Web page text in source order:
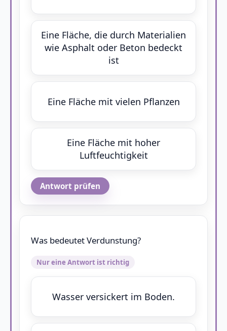
Eine Fläche, die durch Materialien
wie Asphalt oder Beton bedeckt
ist
Eine Fläche mit vielen Pflanzen
Eine Fläche mit hoher
Luftfeuchtigkeit
Antwort prüfen
Was bedeutet Verdunstung?
Nur eine Antwort ist richtig
Wasser versickert im Boden.